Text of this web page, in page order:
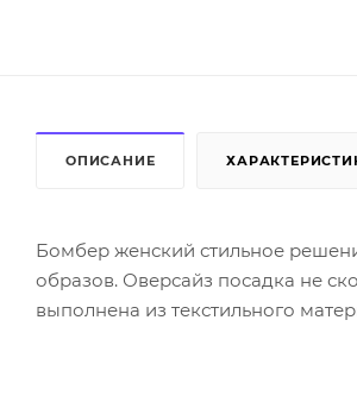
ОПИСАНИЕ
Бомбер женский стильное
образов. Оверсайз посадка не
выполнена из текстильного